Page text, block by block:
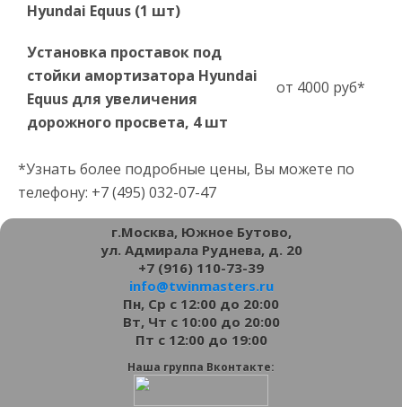
Hyundai Equus (1 шт)
Установка проставок под
стойки амортизатора Hyundai
Equus для увеличения
дорожного просвета, 4 шт
от 4000 руб*
*Узнать более подробные цены, Вы можете по
телефону: +7 (495) 032-07-47
г.Москва, Южное Бутово,
ул. Адмирала Руднева, д. 20
+7 (916) 110-73-39
info@twinmasters.ru
Пн, Ср с 12:00 до 20:00
Вт, Чт с 10:00 до 20:00
Пт с 12:00 до 19:00
Наша группа Вконтакте: